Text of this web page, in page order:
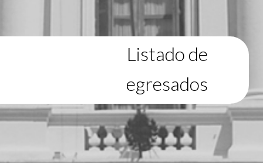
Listado de
egresados